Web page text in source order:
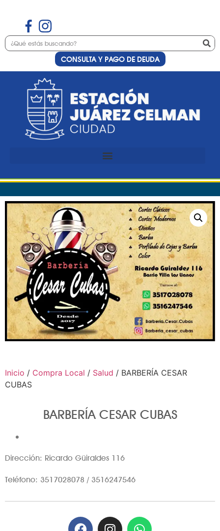
CONSULTA Y PAGO DE DEUDA
Inicio / Compra Local / Salud / BARBERÍA CESAR
CUBAS
BARBERÍA CESAR CUBAS
Dirección: Ricardo Güiraldes 116
Teléfono: 3517028078 / 3516247546